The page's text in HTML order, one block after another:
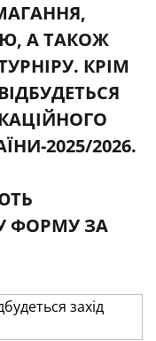
А ТАКОЖ
КРІМ
2025/2026.
ФОРМУ ЗА